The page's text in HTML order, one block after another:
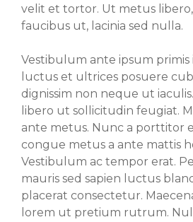
velit et tortor. Ut metus
faucibus ut, lacinia sed nulla.
Vestibulum ante ipsum primis
luctus et ultrices posuere
dignissim non neque ut
libero ut sollicitudin feugiat.
ante metus. Nunc a porttitor
congue metus a ante mattis
Vestibulum ac tempor erat.
mauris sed sapien luctus
placerat consectetur.
lorem ut pretium rutrum.